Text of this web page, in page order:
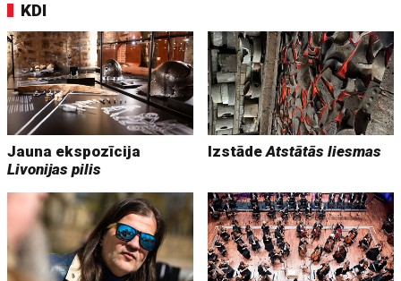
KDI
Jauna ekspozīcija
Livonijas pilis
IzstādeAtstātās liesmas